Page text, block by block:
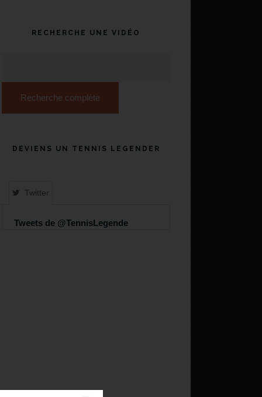
RECHERCHE UNE VIDÉO
Recherche complète
DEVIENS UN TENNIS LEGENDER
Twitter
Tweets de @TennisLegende